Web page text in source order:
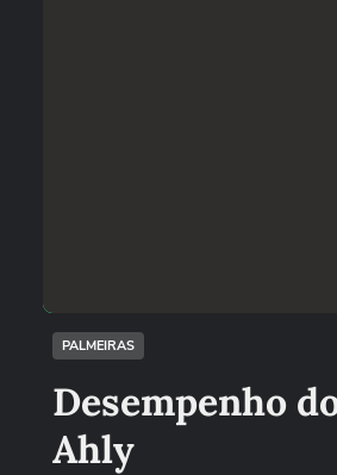
PALMEIRAS
Desempenho
Ahly